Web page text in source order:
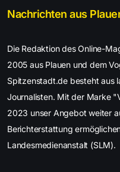
Nachrichten aus
Die Redaktion des Online-
2005 aus Plauen und dem
Spitzenstadt.de besteht aus
Journalisten. Mit der Marke
2023 unser Angebot weiter
Berichterstattung
Landesmedienanstalt (SLM).